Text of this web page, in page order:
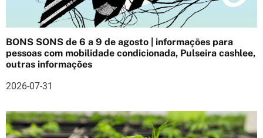
o
d
e
r
BONS SONS de 6 a 9 de agosto | informações para
pessoas com mobilidade condicionada, Pulseira cashlee,
outras informações
2026-07-31